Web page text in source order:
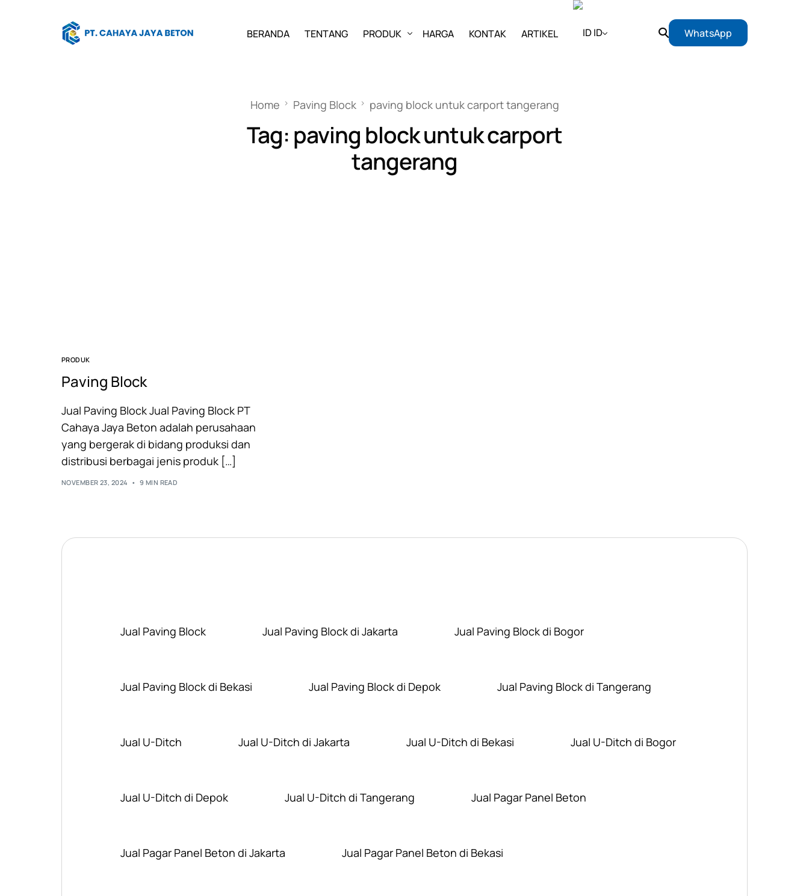
BERANDA TENTANG PRODUK
PAVING BLOCK
GRASS BLOCK
KANSTIN
BUIS BETON
HARGA KONTAK ARTIKEL ID WhatsApp
Home Paving Block paving block untuk carport tangerang
Tag: paving block untuk carport
tangerang
PRODUK
Paving Block
Jual Paving Block Jual Paving Block PT
Cahaya Jaya Beton adalah perusahaan
yang bergerak di bidang produksi dan
distribusi berbagai jenis produk […]
NOVEMBER 23, 2024 9 MIN READ
Jual Paving Block Jual Paving Block di Jakarta Jual Paving Block di Bogor
Jual Paving Block di Bekasi Jual Paving Block di Depok Jual Paving Block di Tangerang
Jual U-Ditch Jual U-Ditch di Jakarta Jual U-Ditch di Bekasi Jual U-Ditch di Bogor
Jual U-Ditch di Depok Jual U-Ditch di Tangerang Jual Pagar Panel Beton
Jual Pagar Panel Beton di Jakarta Jual Pagar Panel Beton di Bekasi